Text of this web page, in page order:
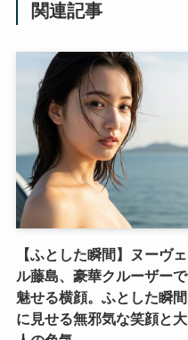
関連記事
【ふとした瞬間】ヌーヴェ
ル藤島、豪華クルーザーで
魅せる横顔。ふとした瞬間
に見せる無邪気な笑顔と大